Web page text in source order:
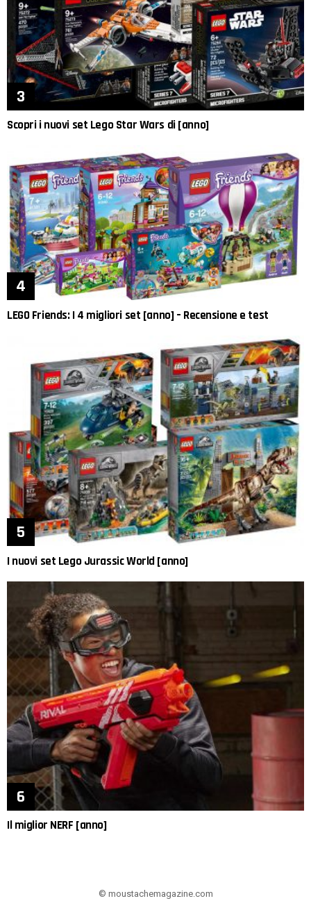
Scopri i nuovi set Lego Star Wars di [anno]
LEGO Friends: I 4 migliori set [anno] – Recensione e test
I nuovi set Lego Jurassic World [anno]
Il miglior NERF [anno]
© moustachemagazine.com